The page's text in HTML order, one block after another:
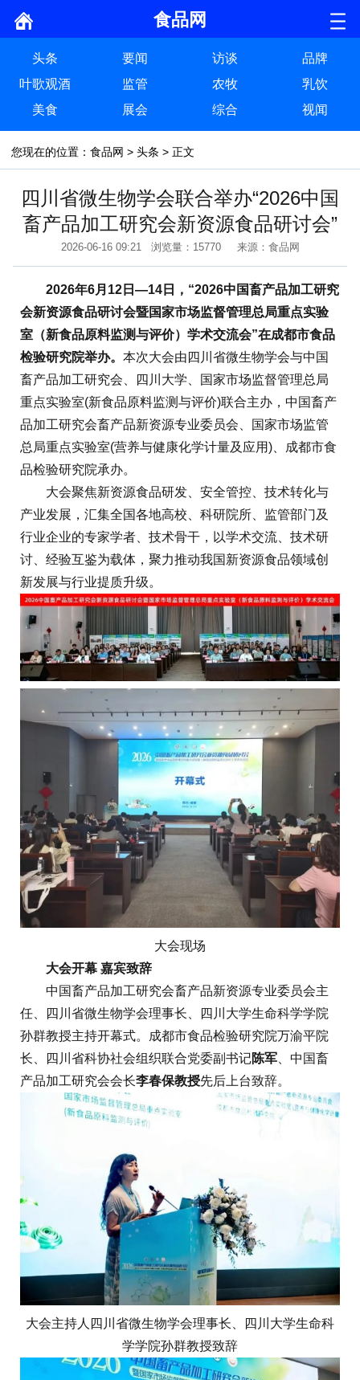
食品网
头条 要闻 访谈
品牌
叶歌观酒
监管 农牧
乳饮
美食
展会 综合 视闻
您现在的位置： 食品网 > 头条 > 正文
四川省微生物学会联合举办“2026中国
畜产品加工研究会新资源食品研讨会”
2026-06-16 09:21 浏览量：15770 来源：食品网
2026年6月12日—14日，“2026中国畜产品加工研究
会新资源食品研讨会暨国家市场监督管理总局重点实验
室（新食品原料监测与评价）学术交流会”在成都市食品
检验研究院举办。 本次大会由四川省微生物学会与中国
畜产品加工研究会、四川大学、国家市场监督管理总局
重点实验室(新食品原料监测与评价)联合主办，中国畜产
品加工研究会畜产品新资源专业委员会、国家市场监管
总局重点实验室(营养与健康化学计量及应用)、成都市食
品检验研究院承办。
大会聚焦新资源食品研发、安全管控、技术转化与
产业发展，汇集全国各地高校、科研院所、监管部门及
行业企业的专家学者、技术骨干，以学术交流、技术研
讨、经验互鉴为载体，聚力推动我国新资源食品领域创
新发展与行业提质升级。
大会现场
大会开幕 嘉宾致辞
中国畜产品加工研究会畜产品新资源专业委员会主
任、四川省微生物学会理事长、四川大学生命科学学院
孙群教授主持开幕式。成都市食品检验研究院万渝平院
长、四川省科协社会组织联合党委副书记陈军 、中国畜
产品加工研究会会长李春保教授先后上台致辞。
大会主持人四川省微生物学会理事长、四川大学生命科
学学院孙群教授致辞